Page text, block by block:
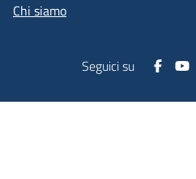
Chi siamo
Seguici su